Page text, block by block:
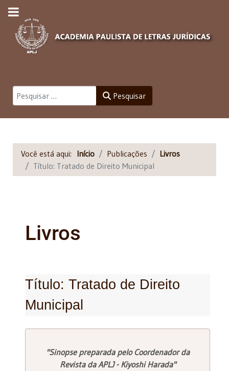
Pesquisar Pesquisar
Você está aqui: Início Publicações
Livros
Título: Tratado de Direito Municipal
Livros
Título: Tratado de Direito
Municipal
"Sinopse preparada pelo Coordenador da
Revista da APLJ - Kiyoshi Harada"